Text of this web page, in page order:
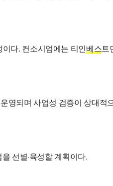
다. 컨소시엄에는 티인베스트
영되며 사업성 검증이 상대적
선별·육성할 계획이다.